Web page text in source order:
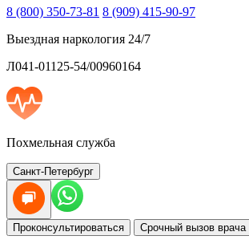
8 (800) 350-73-81 8 (909) 415-90-97
Выездная наркология 24/7
Л041-01125-54/00960164
Похмельная служба
Санкт-Петербург
Проконсультироваться Срочный вызов врача